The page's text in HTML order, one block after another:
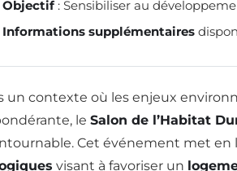
Objectif: Sensibiliser au
Informations supplémentaires
un contexte où les enjeux
le Salon de l’Habitat
Cet événement met en
visant à favoriser un